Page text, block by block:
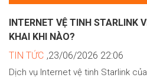
INTERNET VỆ TINH STARLINK
KHAI KHI NÀO?
TIN TỨC ,23/06/2026 22:06
Dịch vụ Internet vệ tinh Starlink